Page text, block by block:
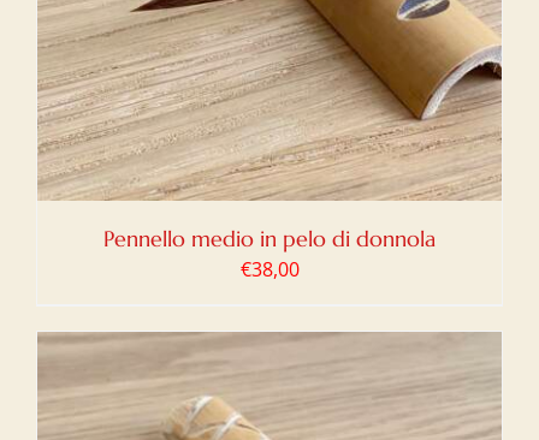
Pennello medio in pelo di donnola
€38,00